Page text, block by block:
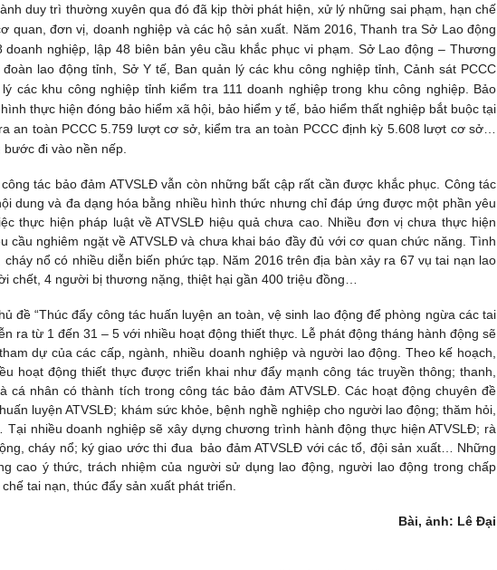
duy trì thường xuyên qua đó đã kịp thời phát hiện, xử lý những sai phạm, hạn chế
quan, đơn vị, doanh nghiệp và các hộ sản xuất. Năm 2016, Thanh tra Sở Lao động
nghiệp, lập 48 biên bản yêu cầu khắc phục vi phạm. Sở Lao động – Thương
lao động tỉnh, Sở Y tế, Ban quản lý các khu công nghiệp tỉnh, Cảnh sát PCCC
các khu công nghiệp tỉnh kiểm tra 111 doanh nghiệp trong khu công nghiệp. Bảo
thực hiện đóng bảo hiểm xã hội, bảo hiểm y tế, bảo hiểm thất nghiệp bắt buộc tại
an toàn PCCC 5.759 lượt cơ sở, kiểm tra an toàn PCCC định kỳ 5.608 lượt cơ sở…
đi vào nền nếp.
tác bảo đảm ATVSLĐ vẫn còn những bất cập rất cần được khắc phục. Công tác
dung và đa dạng hóa bằng nhiều hình thức nhưng chỉ đáp ứng được một phần yêu
thực hiện pháp luật về ATVSLĐ hiệu quả chưa cao. Nhiều đơn vị chưa thực hiện
cầu nghiêm ngặt về ATVSLĐ và chưa khai báo đầy đủ với cơ quan chức năng. Tình
nổ có nhiều diễn biến phức tạp. Năm 2016 trên địa bàn xảy ra 67 vụ tai nạn lao
chết, 4 người bị thương nặng, thiệt hại gần 400 triệu đồng…
đề “Thúc đẩy công tác huấn luyện an toàn, vệ sinh lao động để phòng ngừa các tai
ra từ 1 đến 31 – 5 với nhiều hoạt động thiết thực. Lễ phát động tháng hành động sẽ
dự của các cấp, ngành, nhiều doanh nghiệp và người lao động. Theo kế hoạch,
hoạt động thiết thực được triển khai như đẩy mạnh công tác truyền thông; thanh,
cá nhân có thành tích trong công tác bảo đảm ATVSLĐ. Các hoạt động chuyên đề
luyện ATVSLĐ; khám sức khỏe, bệnh nghề nghiệp cho người lao động; thăm hỏi,
nhiều doanh nghiệp sẽ xây dựng chương trình hành động thực hiện ATVSLĐ; rà
cháy nổ; ký giao ước thi đua bảo đảm ATVSLĐ với các tổ, đội sản xuất… Những
cao ý thức, trách nhiệm của người sử dụng lao động, người lao động trong chấp
tai nạn, thúc đẩy sản xuất phát triển.
Bài, ảnh: Lê Đại